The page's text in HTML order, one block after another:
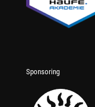
Sponsoring